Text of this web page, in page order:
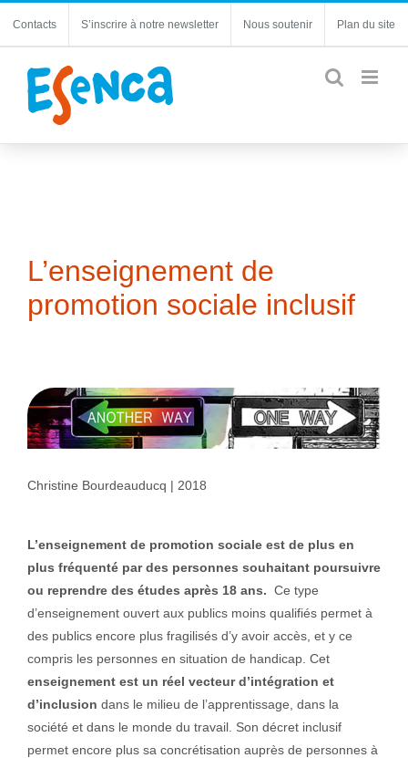
Contacts S’inscrire à notre newsletter Nous soutenir Plan du site
L’enseignement de
promotion sociale inclusif
Christine Bourdeauducq | 2018
L’enseignement de promotion sociale est de plus en
plus fréquenté par des personnes souhaitant poursuivre
ou reprendre des études après 18 ans. Ce type
d’enseignement ouvert aux publics moins qualifiés permet à
des publics encore plus fragilisés d’y avoir accès, et y ce
compris les personnes en situation de handicap. Cet
enseignement est un réel vecteur d’intégration et
d’inclusion dans le milieu de l’apprentissage, dans la
société et dans le monde du travail. Son décret inclusif
permet encore plus sa concrétisation auprès de personnes à